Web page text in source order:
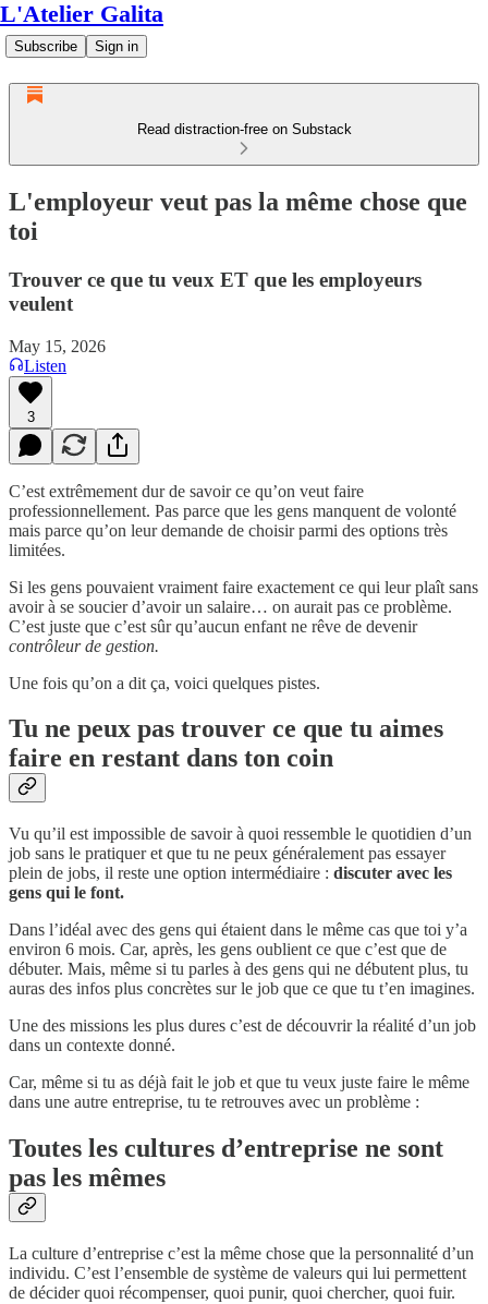
L'Atelier Galita
Subscribe Sign in
Read distraction-free on Substack
L'employeur veut pas la même chose que
toi
Trouver ce que tu veux ET que les employeurs
veulent
May 15, 2026
Listen
3
C’est extrêmement dur de savoir ce qu’on veut faire
professionnellement. Pas parce que les gens manquent de volonté
mais parce qu’on leur demande de choisir parmi des options très
limitées.
Si les gens pouvaient vraiment faire exactement ce qui leur plaît sans
avoir à se soucier d’avoir un salaire… on aurait pas ce problème.
C’est juste que c’est sûr qu’aucun enfant ne rêve de devenir
contrôleur de gestion.
Une fois qu’on a dit ça, voici quelques pistes.
Tu ne peux pas trouver ce que tu aimes
faire en restant dans ton coin
Vu qu’il est impossible de savoir à quoi ressemble le quotidien d’un
job sans le pratiquer et que tu ne peux généralement pas essayer
plein de jobs, il reste une option intermédiaire : discuter avec les
gens qui le font.
Dans l’idéal avec des gens qui étaient dans le même cas que toi y’a
environ 6 mois. Car, après, les gens oublient ce que c’est que de
débuter. Mais, même si tu parles à des gens qui ne débutent plus, tu
auras des infos plus concrètes sur le job que ce que tu t’en imagines.
Une des missions les plus dures c’est de découvrir la réalité d’un job
dans un contexte donné.
Car, même si tu as déjà fait le job et que tu veux juste faire le même
dans une autre entreprise, tu te retrouves avec un problème :
Toutes les cultures d’entreprise ne sont
pas les mêmes
La culture d’entreprise c’est la même chose que la personnalité d’un
individu. C’est l’ensemble de système de valeurs qui lui permettent
de décider quoi récompenser, quoi punir, quoi chercher, quoi fuir.